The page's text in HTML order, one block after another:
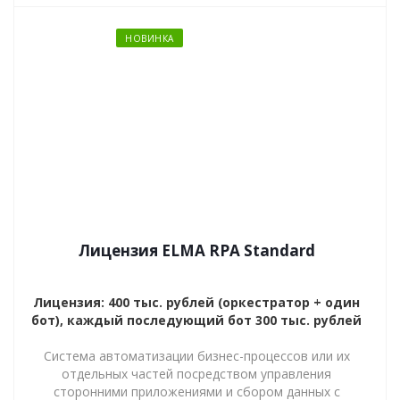
НОВИНКА
Лицензия ELMA RPA Standard
Лицензия: 400 тыс. рублей (оркестратор + один
бот), каждый последующий бот 300 тыс. рублей
Cистема автоматизации бизнес-процессов или их
отдельных частей посредством управления
сторонними приложениями и сбором данных с